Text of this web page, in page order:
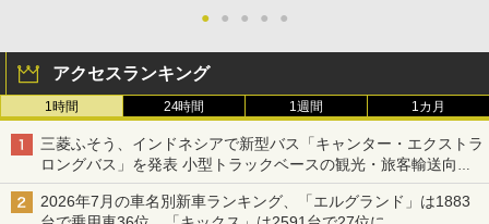
● ● ● ● ●
アクセスランキング
1時間 24時間 1週間 1カ月
三菱ふそう、インドネシアで新型バス「キャンター・エクストラ
ロングバス」を発表 小型トラックベースの観光・旅客輸送向け
バス
2026年7月の車名別新車ランキング、「エルグランド」は1883